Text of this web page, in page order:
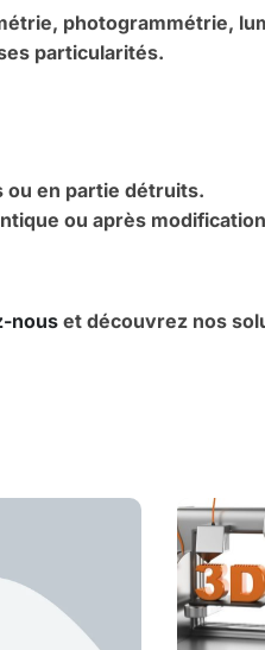
photogrammétrie,
particularités.
ou en partie détruits.
ou après
nouset découvrez nos